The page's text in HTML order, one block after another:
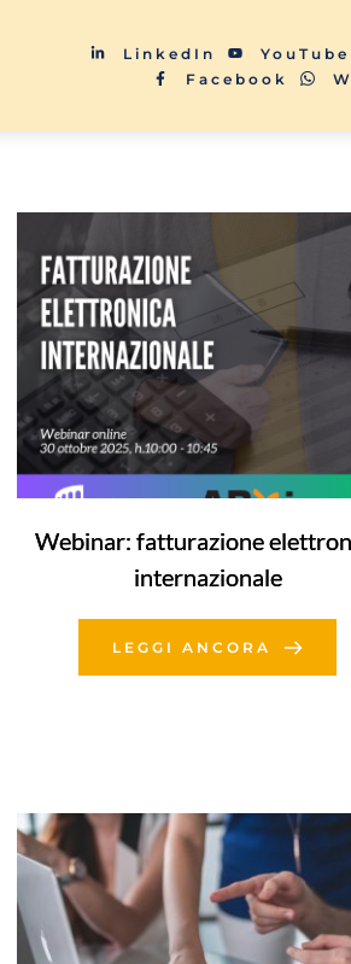
LinkedIn YouTube
Facebook
Webinar: fatturazione
internazionale
LEGGI ANCORA